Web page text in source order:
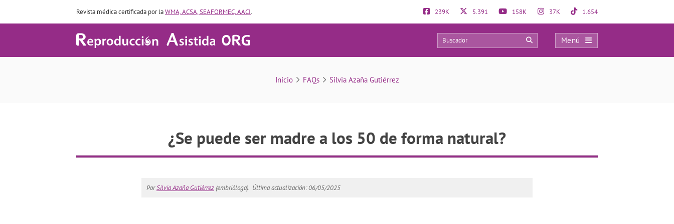
Revista médica certificada por laWMA, ACSA, SEAFORMEC, AACI. 239K 5.391 158K 37K 1.654
Menú
FAQs
138 0
Inicio FAQs Silvia Azaña Gutiérrez
¿Se puede ser madre a los 50 de forma natural?
PorSilvia Azaña Gutiérrez(embrióloga). Última actualización: 06/05/2025